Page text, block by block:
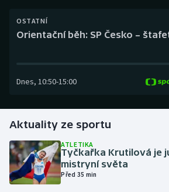
Dostihy
Gymnastika
Házená
Jezdectví
OSTATNÍ
Orientační běh: SP Česko –
Dnes, 10:50-15:00
Aktuality ze sportu
ATLETIKA
Tyčkařka Krutilová je
mistryní světa
Před 35 min